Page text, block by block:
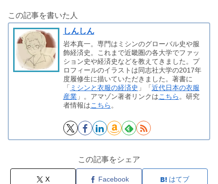
この記事を書いた人
しんしん
岩本真一。専門はミシンのグローバル史や服
飾経済史。これまで近畿圏の各大学でファッ
ション史や経済史などを教えてきました。プ
ロフィールのイラストは同志社大学の2017年
度履修生に描いていただきました。著書に
「 ミシンと衣服の経済史 」「 近代日本の衣服
産業」。アマゾン著者リンクはこちら 。研究
者情報はこちら 。
この記事をシェア
X Facebook はてブ